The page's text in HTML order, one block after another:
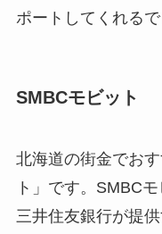
ポートしてくれるで
SMBCモビット
北海道の街金でお
ト」です。SMBC
三井住友銀行が提